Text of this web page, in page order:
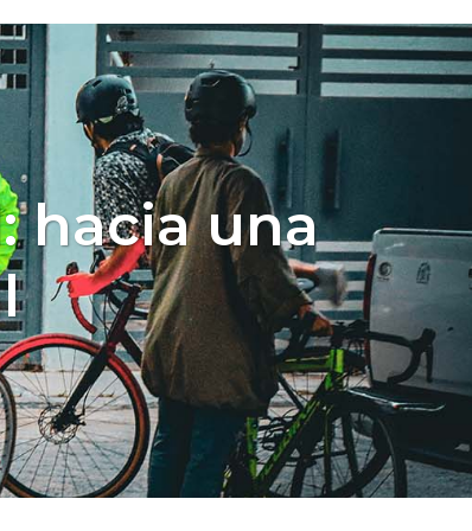
hacia una